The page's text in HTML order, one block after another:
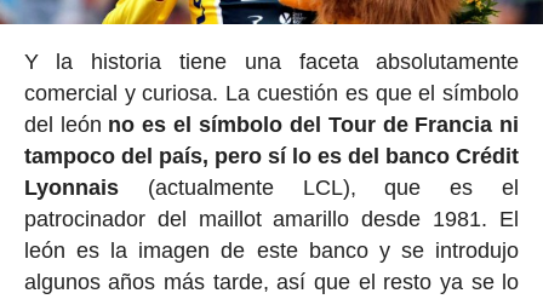
Y la historia tiene una faceta absolutamente
comercial y curiosa. La cuestión es que el símbolo
del león no es el símbolo del Tour de Francia ni
tampoco del país, pero sí lo es del banco Crédit
Lyonnais(actualmente LCL), que es el
patrocinador del maillot amarillo desde 1981. El
león es la imagen de este banco y se introdujo
algunos años más tarde, así que el resto ya se lo